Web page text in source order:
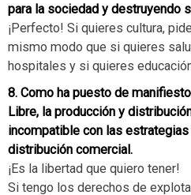
para la sociedad y destruyendo
¡Perfecto! Si quieres cultura,
mismo modo que si quieres
hospitales y si quieres
8. Como ha puesto de
Libre, la producción y
incompatible con las
distribución comercial.
¡Es la libertad que quiero tener!
Si tengo los derechos de